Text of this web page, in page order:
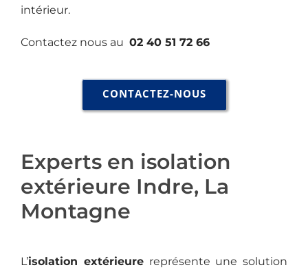
intérieur.
Contactez nous au 02 40 51 72 66
CONTACTEZ-NOUS
Experts en isolation
extérieure Indre, La
Montagne
L’isolation extérieurereprésente une solution